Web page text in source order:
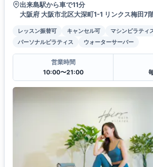
出来島駅から車で11分
大阪府 大阪市北区大深町1-1 リンクス梅田7
レッスン振替可 キャンセル可
マシンピラティ
パーソナルピラティス
ウォーターサーバー
営業時間
10:00〜21:00